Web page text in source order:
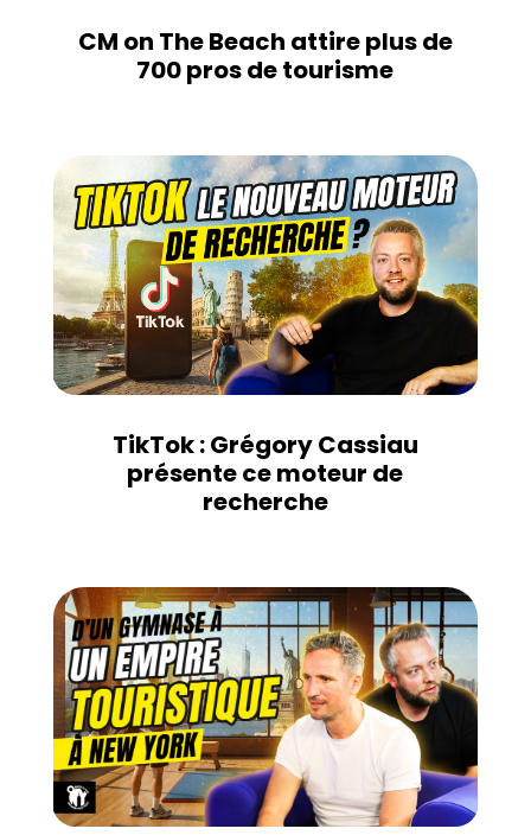
CM on The Beach attire plus de
700 pros de tourisme
TikTok : Grégory Cassiau
présente ce moteur de
recherche